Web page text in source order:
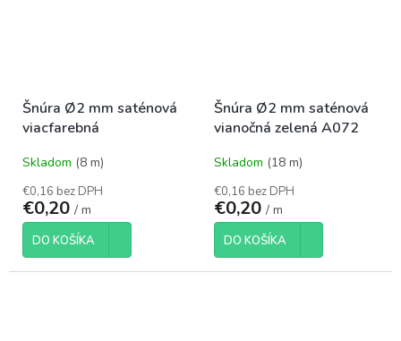
Šnúra Ø2 mm saténová
viacfarebná
Skladom (8 m)
€0,16 bez DPH
€0,20 / m
DO KOŠÍKA
Šnúra Ø2 mm saténová
vianočná zelená A072
Skladom (18 m)
€0,16 bez DPH
€0,20 / m
DO KOŠÍKA